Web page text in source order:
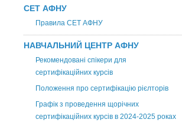
СЕТ АФНУ
Правила СЕТ АФНУ
НАВЧАЛЬНИЙ ЦЕНТР АФНУ
Рекомендовані спікери для
сертифікаційних курсів
Положення про сертифікацію рієлторів
Графік з проведення щорічних
сертифікаційних курсів в 2024-2025 роках